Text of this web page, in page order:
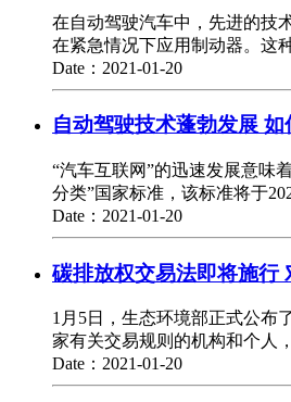
在自动驾驶汽车中，先进的技
在紧急情况下应用制动器。这
Date：2021-01-20
自动驾驶技术蓬勃发展
“汽车互联网”的迅速发展意味
分类”国家标准，该标准将于
Date：2021-01-20
碳排放权交易法即将施行
1月5日，生态环境部正式公布
家有关交易规则的机构和个人
Date：2021-01-20